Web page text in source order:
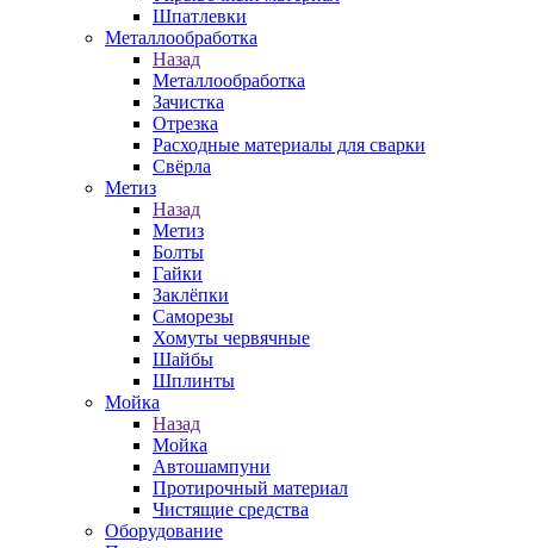
Шпатлевки
Металлообработка
Назад
Металлообработка
Зачистка
Отрезка
Расходные материалы для сварки
Свёрла
Метиз
Назад
Метиз
Болты
Гайки
Заклёпки
Саморезы
Хомуты червячные
Шайбы
Шплинты
Мойка
Назад
Мойка
Автошампуни
Протирочный материал
Чистящие средства
Оборудование